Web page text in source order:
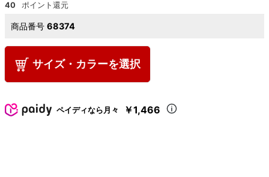
40
商品番号 68374
サイズ・カラーを選択
ペイディなら月々 ￥1,466